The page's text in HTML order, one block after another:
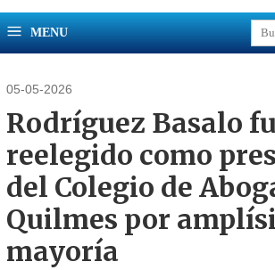
MENU
05-05-2026
Rodríguez Basalo
reelegido como
del Colegio de
Quilmes por
mayoría